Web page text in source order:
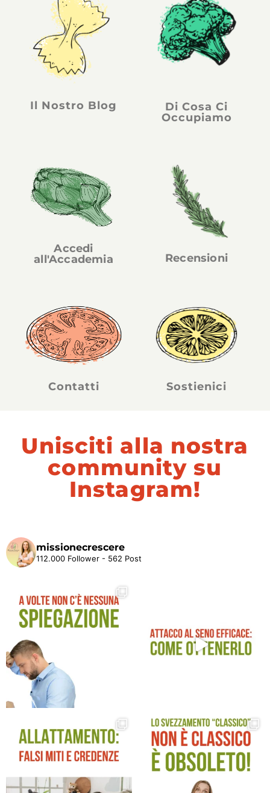
Il Nostro Blog
Di Cosa Ci
Occupiamo
Accedi
all'Accademia
Recensioni
Contatti Sostienici
Unisciti alla nostra
community su
Instagram!
missionecrescere
112.000 Follower - 562 Post